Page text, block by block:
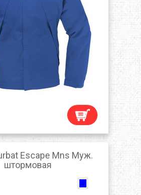
Escape Mns Муж.
штормовая